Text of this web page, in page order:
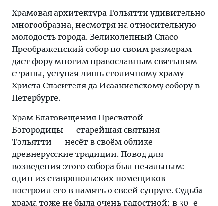
Храмовая архитектура Тольятти удивительно
многообразна, несмотря на относительную
молодость города. Великолепный Спасо-
Преображенский собор по своим размерам
даст фору многим православным святыням
страны, уступая лишь столичному храму
Христа Спасителя да Исаакиевскому собору в
Петербурге.
Храм Благовещения Пресвятой
Богородицы — старейшая святыня
Тольятти — несёт в своём облике
древнерусские традиции. Повод для
возведения этого собора был печальным:
один из ставропольских помещиков
построил его в память о своей супруге. Судьба
храма тоже не была очень радостной: в 30-е